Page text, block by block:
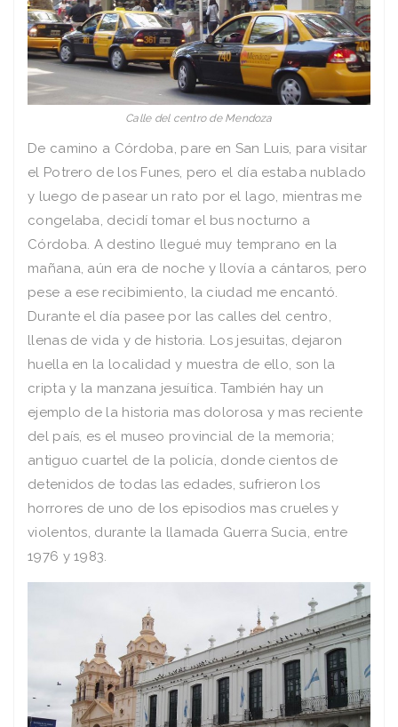
Calle del centro de Mendoza
De camino a Córdoba, pare en San Luis, para visitar
el Potrero de los Funes, pero el día estaba nublado
y luego de pasear un rato por el lago, mientras me
congelaba, decidí tomar el bus nocturno a
Córdoba. A destino llegué muy temprano en la
mañana, aún era de noche y llovía a cántaros, pero
pese a ese recibimiento, la ciudad me encantó.
Durante el día pasee por las calles del centro,
llenas de vida y de historia. Los jesuitas, dejaron
huella en la localidad y muestra de ello, son la
cripta y la manzana jesuítica. También hay un
ejemplo de la historia mas dolorosa y mas reciente
del país, es el museo provincial de la memoria;
antiguo cuartel de la policía, donde cientos de
detenidos de todas las edades, sufrieron los
horrores de uno de los episodios mas crueles y
violentos, durante la llamada Guerra Sucia, entre
1976 y 1983.